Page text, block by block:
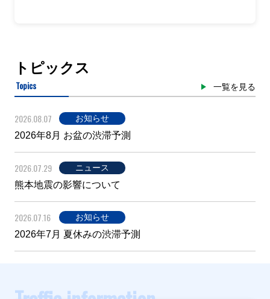
トピックス
Topics 一覧を見る
2026.08.07 お知らせ
2026年8月 お盆の渋滞予測
2026.07.29 ニュース
熊本地震の影響について
2026.07.16 お知らせ
2026年7月 夏休みの渋滞予測